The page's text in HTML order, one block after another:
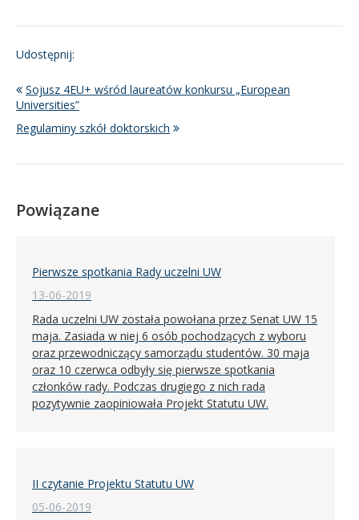
Udostępnij:
Sojusz 4EU+ wśród laureatów konkursu „European
Universities”
Regulaminy szkół doktorskich
Powiązane
Pierwsze spotkania Rady uczelni UW
13-06-2019
Rada uczelni UW została powołana przez Senat UW 15
maja. Zasiada w niej 6 osób pochodzących z wyboru
oraz przewodniczący samorządu studentów. 30 maja
oraz 10 czerwca odbyły się pierwsze spotkania
członków rady. Podczas drugiego z nich rada
pozytywnie zaopiniowała Projekt Statutu UW.
II czytanie Projektu Statutu UW
05-06-2019